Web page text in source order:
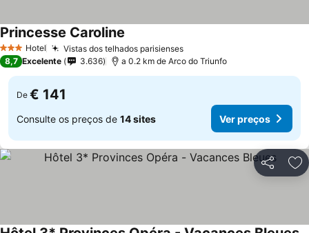
3 EstrelasHotel Vistas dos telhados parisienses
Princesse Caroline
8,7 Excelente 3.636 a 0.2 km de Arco do Triunfo
De € 141
Consulte os preços de 14 sites Ver preços
Partilhar